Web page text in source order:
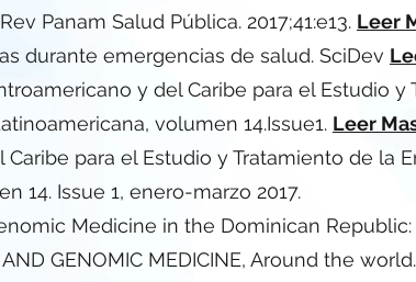
Panam Salud Pública. 2017;41:e13. Leer
durante emergencias de salud. SciDev
y del Caribe para el Estudio y
volumen 14.Issue1. Leer
para el Estudio y Tratamiento de la
14. Issue 1, enero-marzo 2017.
Medicine in the Dominican
GENOMIC MEDICINE, Around the